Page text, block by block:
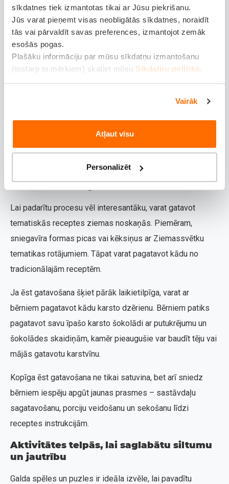
sīkdatnes tiek izmantotas tikai ar Jūsu piekrišanu.
Jūs varat pieņemt visas neobligātās sīkdatnes, noraidīt
tās vai pārvaldīt savas preferences, izmantojot zemāk
esošās pogas.
Plašāku informāciju par mūsu sīkdatņu izmantošanu
(tostarp to mērķiem) skatiet mūsu Sīkdatņu politikā
Vairāk
Atļaut visu
Personalizēt
Kad ārā ir pārāk auksts, dažādas radošās aktivitātes ir
lieliska alternatīva. Varat kopā zīmēt, veidot papīra
sniegpārsliņas vai pat celt sniega vīrus no plastilīna. Šīs
aktivitātes stimulē bērnu iztēli un radošumu, kā arī
motorikas prasmes.
piemēram, adventes vainagu no dabas materiāliem vai
papīra eglīšu rotājumus, kas piešķirs mājai svētku noskaņu
un mājīgumu. Varat izgatavot arī personalizētas
apsveikumu kartiņas. Šīs aktivitātes ne tikai radīs prieku
un kopības sajūtu, bet arī svētku gaidīšanas sajūtu.
Lai padarītu procesu vēl interesantāku, varat gatavot
tematiskās receptes ziemas noskaņās. Piemēram,
sniegavīra formas picas vai kēksiņus ar Ziemassvētku
tematikas rotājumiem. Tāpat varat pagatavot kādu no
tradicionālajām receptēm.
Ja ēst gatavošana šķiet pārāk laikietilpīga, varat ar
bērniem pagatavot kādu karsto dzērienu. Bērniem patiks
pagatavot savu īpašo karsto šokolādi ar putukrējumu un
šokolādes skaidiņām, kamēr pieaugušie var baudīt tēju vai
mājās gatavotu karstvīnu.
Kopīga ēst gatavošana ne tikai satuvina, bet arī sniedz
bērniem iespēju apgūt jaunas prasmes – sastāvdaļu
sagatavošanu, porciju veidošanu un sekošanu līdzi
receptes instrukcijām.
Aktivitātes telpās, lai saglabātu siltumu
un jautrību
Galda spēles un puzles ir ideāla izvēle, lai pavadītu